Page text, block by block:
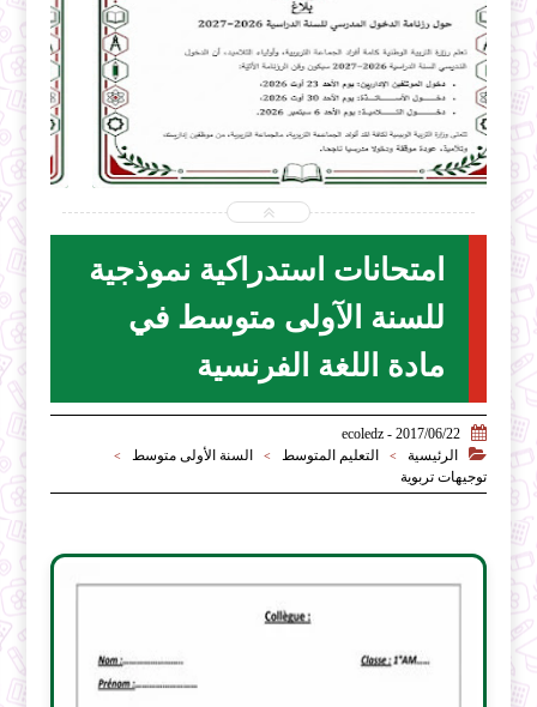
2026-07-31
ecoledz.net
امتحانات استدراكية نموذجية
للسنة الآولى متوسط في
مادة اللغة الفرنسية

2017/06/22 - ecoledz

الرئيسية > التعليم المتوسط > السنة الأولى متوسط >
توجيهات تربوية